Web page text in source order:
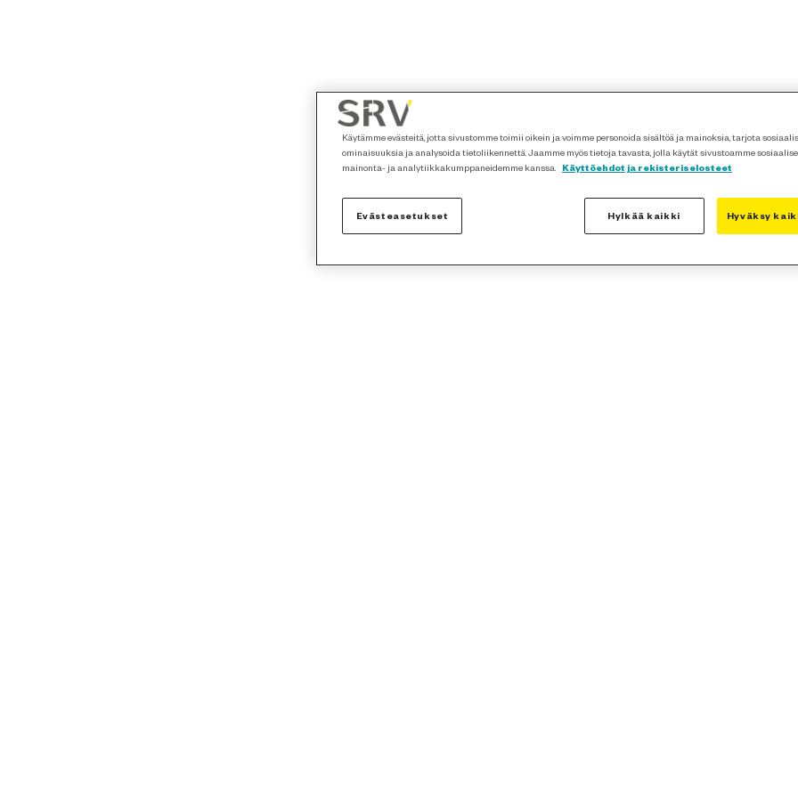
Käytämme evästeitä, jotta sivustomme toimii oikein ja voimme personoida sisältöä ja mainoksia, tarjota
ominaisuuksia ja analysoida tietoliikennettä. Jaamme myös tietoja tavasta, jolla käytät sivustoamme
mainonta- ja analytiikkakumppaneidemme kanssa.
Käyttöehdot ja rekisteriselosteet
Evästeasetukset Hylkää kaikki Hyväksy